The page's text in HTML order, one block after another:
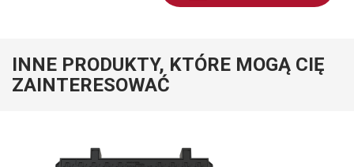
INNE PRODUKTY, KTÓRE MOGĄ CIĘ
ZAINTERESOWAĆ